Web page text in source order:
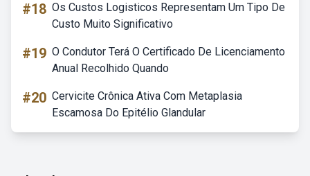
#18 Os Custos Logisticos Representam Um Tipo De
Custo Muito Significativo
#19 O Condutor Terá O Certificado De Licenciamento
Anual Recolhido Quando
#20 Cervicite Crônica Ativa Com Metaplasia
Escamosa Do Epitélio Glandular